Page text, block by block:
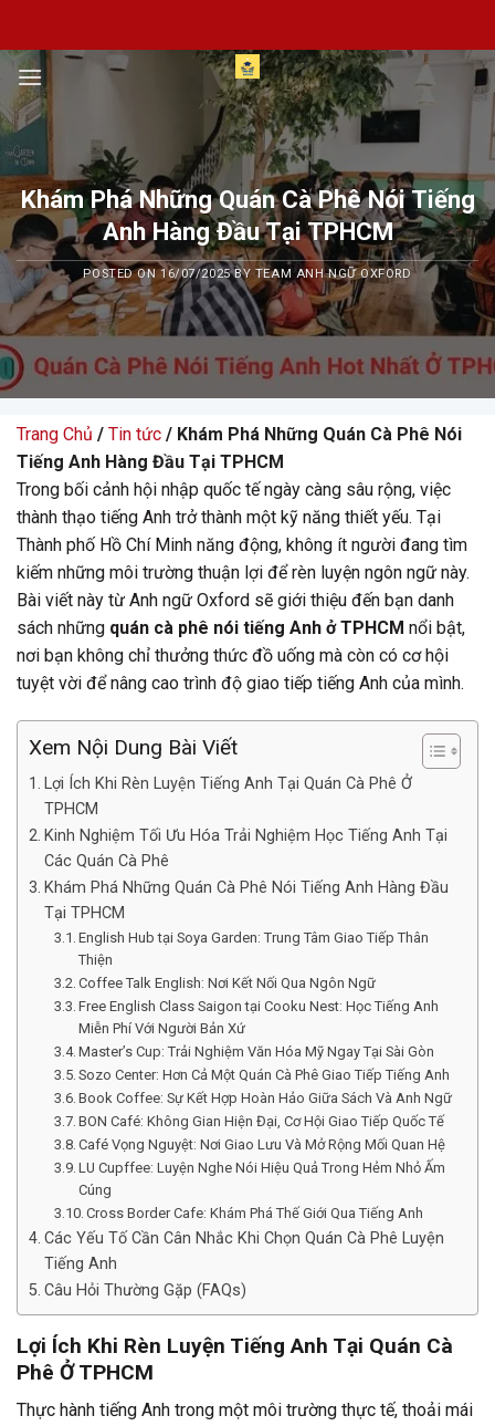
content
Khám Phá Những Quán Cà Phê Nói Tiếng
Anh Hàng Đầu Tại TPHCM
POSTED ON16/07/2025BYTEAM ANH NGỮ OXFORD
Trang Chủ / Tin tức / Khám Phá Những Quán Cà Phê Nói
Tiếng Anh Hàng Đầu Tại TPHCM
Trong bối cảnh hội nhập quốc tế ngày càng sâu rộng, việc
thành thạo tiếng Anh trở thành một kỹ năng thiết yếu. Tại
Thành phố Hồ Chí Minh năng động, không ít người đang tìm
kiếm những môi trường thuận lợi để rèn luyện ngôn ngữ này.
Bài viết này từ Anh ngữ Oxford sẽ giới thiệu đến bạn danh
sách những quán cà phê nói tiếng Anh ở TPHCM nổi bật,
nơi bạn không chỉ thưởng thức đồ uống mà còn có cơ hội
tuyệt vời để nâng cao trình độ giao tiếp tiếng Anh của mình.
Xem Nội Dung Bài Viết
Lợi Ích Khi Rèn Luyện Tiếng Anh Tại Quán Cà Phê Ở
TPHCM
Kinh Nghiệm Tối Ưu Hóa Trải Nghiệm Học Tiếng Anh Tại
Các Quán Cà Phê
Khám Phá Những Quán Cà Phê Nói Tiếng Anh Hàng Đầu
Tại TPHCM
English Hub tại Soya Garden: Trung Tâm Giao Tiếp Thân
Thiện
Coffee Talk English: Nơi Kết Nối Qua Ngôn Ngữ
Free English Class Saigon tại Cooku Nest: Học Tiếng Anh
Miễn Phí Với Người Bản Xứ
Master’s Cup: Trải Nghiệm Văn Hóa Mỹ Ngay Tại Sài Gòn
Sozo Center: Hơn Cả Một Quán Cà Phê Giao Tiếp Tiếng Anh
Book Coffee: Sự Kết Hợp Hoàn Hảo Giữa Sách Và Anh Ngữ
BON Café: Không Gian Hiện Đại, Cơ Hội Giao Tiếp Quốc Tế
Café Vọng Nguyệt: Nơi Giao Lưu Và Mở Rộng Mối Quan Hệ
LU Cupffee: Luyện Nghe Nói Hiệu Quả Trong Hẻm Nhỏ Ấm
Cúng
Cross Border Cafe: Khám Phá Thế Giới Qua Tiếng Anh
Các Yếu Tố Cần Cân Nhắc Khi Chọn Quán Cà Phê Luyện
Tiếng Anh
Câu Hỏi Thường Gặp (FAQs)
Lợi Ích Khi Rèn Luyện Tiếng Anh Tại Quán Cà
Phê Ở TPHCM
Thực hành tiếng Anh trong một môi trường thực tế, thoải mái